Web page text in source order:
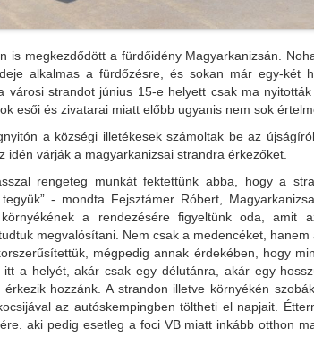
is megkezdődött a fürdőidény Magyarkanizsán.
alkalmas a fürdőzésre, és sokan már egy-két
városi strandot június 15-e helyett csak ma
esői és zivatarai miatt előbb ugyanis nem sok
a községi illetékesek számoltak be az
idén várják a magyarkanizsai strandra érkezőket.
rengeteg munkát fektettünk abba, hogy a
- mondta Fejsztámer Róbert,
a rendezésére figyeltünk oda, amit
megvalósítani. Nem csak a medencéket,
mégpedig annak érdekében, hogy
itt a helyét, akár csak egy délutánra, akár egy
érkezik hozzánk. A strandon illetve környékén
az autóskempingben töltheti el napjait.
aki pedig esetleg a foci VB miatt inkább otthon